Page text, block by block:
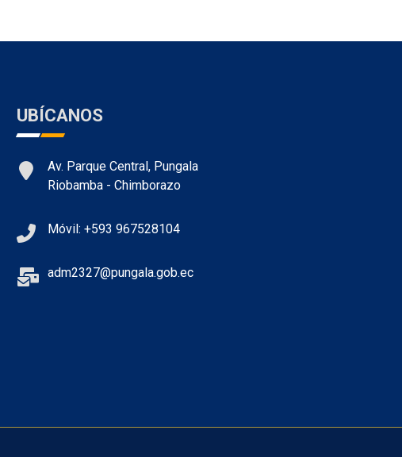
UBÍCANOS
Av. Parque Central, Pungala
Riobamba - Chimborazo
Móvil: +593 967528104
adm2327@pungala.gob.ec